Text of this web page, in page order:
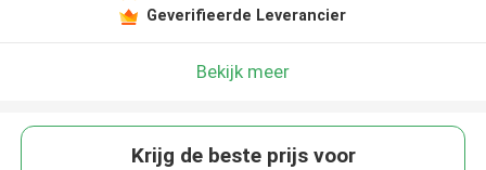
Geverifieerde Leverancier
Bekijk meer
Krijg de beste prijs voor